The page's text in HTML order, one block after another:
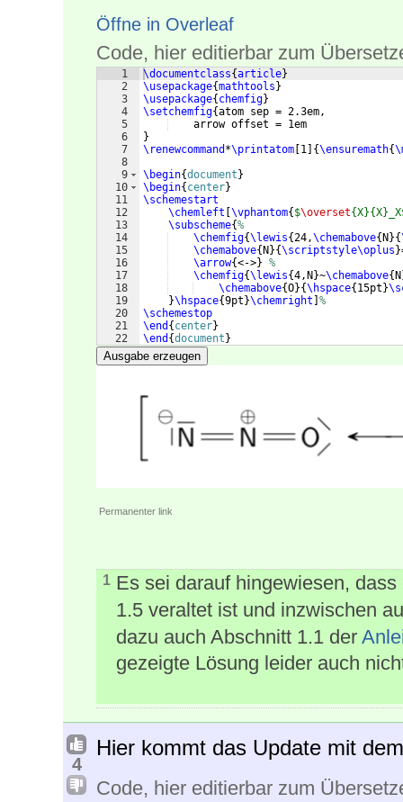
Öffne in Overleaf
Code, hier editierbar zum
1
2
3
4
5
6
7
8
9
10
11
12
13
14
15
16
17
18
19
20
21
22
\documentclass{article}
\usepackage{mathtools }
\usepackage{ chemfig}
\setchemfig{atom sep = 2.3em,
    arrow offset = 1em
}
\renewcommand *\printatom 1 {\ensuremath{
\begin{document }
\begin{ center}
\schemestart
\chemleft \vphantom{ $\overset
\subscheme{%
\chemfig{\lewis{24,\chemabove{ N }{
\chemabove{ N }{\scriptstyle\oplus }
\arrow{<->} %
\chemfig{\lewis{4,N }~\chemabove{ N
\chemabove{O}{\hspace{ 15pt }
}\hspace{9pt }\chemright %
\schemestop
\end { center}
\end {document }
Ausgabe erzeugen
Permanenter link
1 Es sei darauf hingewiesen,
1.5 veraltet ist und inzwischen
dazu auch Abschnitt 1.1 der
gezeigte Lösung leider auch
4
Hier kommt das Update mit
Code, hier editierbar zum